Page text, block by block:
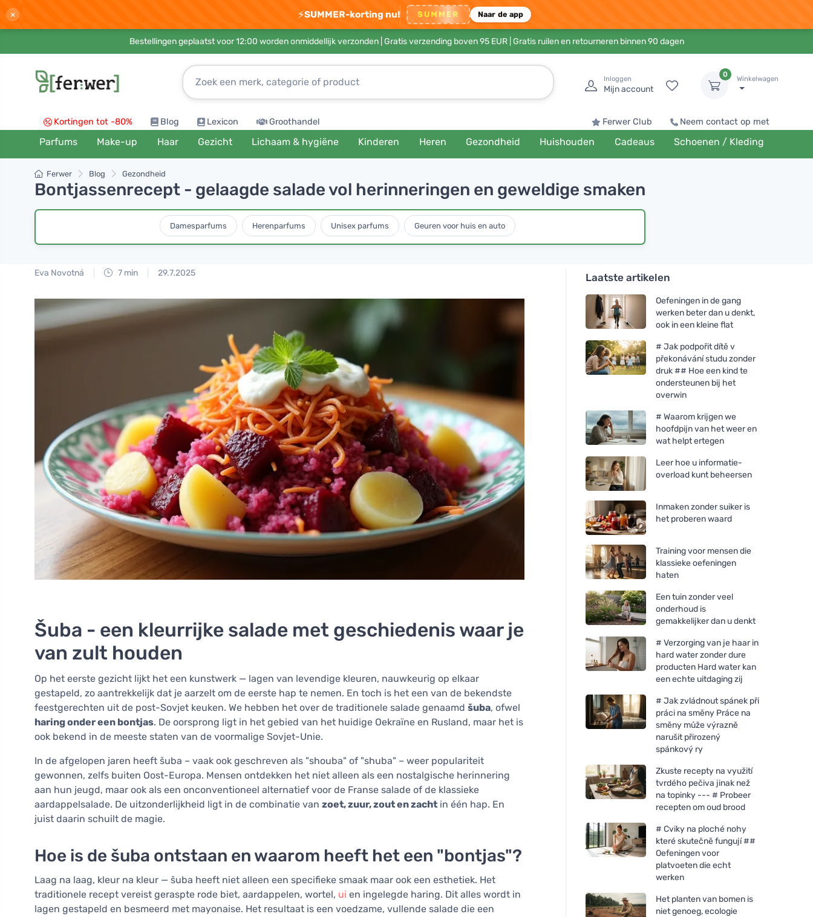
× ⚡SUMMER-korting nu! SUMMER Naar de app
Bestellingen geplaatst voor 12:00 worden onmiddellijk verzonden | Gratis verzending boven 95 EUR| Gratis ruilen en retourneren binnen 90 dagen
Inloggen
Mijn account
0
Winkelwagen
Kortingen tot -80% Blog Lexicon Groothandel Ferwer Club Neem contact op met
Parfums Make-up Haar Gezicht Lichaam & hygiëne Kinderen Heren Gezondheid Huishouden Cadeaus Schoenen / Kleding
Ferwer Blog Gezondheid
Bontjassenrecept - gelaagde salade vol herinneringen en geweldige smaken
Damesparfums Herenparfums Unisex parfums Geuren voor huis en auto
Eva Novotná 7 min 29.7.2025
Šuba - een kleurrijke salade met geschiedenis waar je
van zult houden
Op het eerste gezicht lijkt het een kunstwerk — lagen van levendige kleuren, nauwkeurig op elkaar
gestapeld, zo aantrekkelijk dat je aarzelt om de eerste hap te nemen. En toch is het een van de bekendste
feestgerechten uit de post-Sovjet keuken. We hebben het over de traditionele salade genaamd šuba, ofwel
haring onder een bontjas. De oorsprong ligt in het gebied van het huidige Oekraïne en Rusland, maar het is
ook bekend in de meeste staten van de voormalige Sovjet-Unie.
In de afgelopen jaren heeft šuba – vaak ook geschreven als "shouba" of "shuba" – weer populariteit
gewonnen, zelfs buiten Oost-Europa. Mensen ontdekken het niet alleen als een nostalgische herinnering
aan hun jeugd, maar ook als een onconventioneel alternatief voor de Franse salade of de klassieke
aardappelsalade. De uitzonderlijkheid ligt in de combinatie van zoet, zuur, zout en zacht in één hap. En
juist daarin schuilt de magie.
Hoe is de šuba ontstaan en waarom heeft het een "bontjas"?
Laag na laag, kleur na kleur — šuba heeft niet alleen een specifieke smaak maar ook een esthetiek. Het
traditionele recept vereist geraspte rode biet, aardappelen, wortel, ui en ingelegde haring. Dit alles wordt in
lagen gestapeld en besmeerd met mayonaise. Het resultaat is een voedzame, vullende salade die een
Laatste artikelen
Oefeningen in de gang
werken beter dan u denkt,
ook in een kleine flat
# Jak podpořit dítě v
překonávání studu zonder
druk ## Hoe een kind te
ondersteunen bij het
overwin
# Waarom krijgen we
hoofdpijn van het weer en
wat helpt ertegen
Leer hoe u informatie-
overload kunt beheersen
Inmaken zonder suiker is
het proberen waard
Training voor mensen die
klassieke oefeningen
haten
Een tuin zonder veel
onderhoud is
gemakkelijker dan u denkt
# Verzorging van je haar in
hard water zonder dure
producten Hard water kan
een echte uitdaging zij
# Jak zvládnout spánek při
práci na směny Práce na
směny může výrazně
narušit přirozený
spánkový ry
Zkuste recepty na využití
tvrdého pečiva jinak než
na topinky --- # Probeer
recepten om oud brood
# Cviky na ploché nohy
které skutečně fungují ##
Oefeningen voor
platvoeten die echt
werken
Het planten van bomen is
niet genoeg, ecologie